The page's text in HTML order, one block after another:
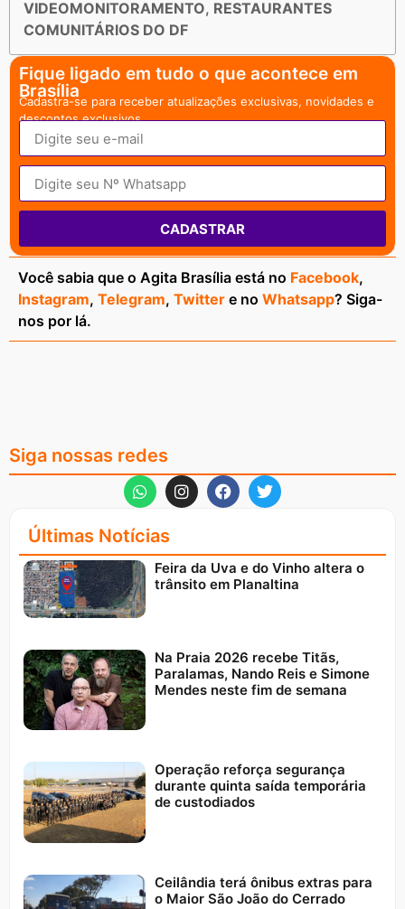
VIDEOMONITORAMENTO, RESTAURANTES
COMUNITÁRIOS DO DF
Fique ligado em tudo o que acontece em
Brasília
Cadastra-se para receber atualizações exclusivas, novidades e
descontos exclusivos.
CADASTRAR
Você sabia que o Agita Brasília está no Facebook,
Instagram, Telegram, Twitter e no Whatsapp? Siga-
nos por lá.
Siga nossas redes
Últimas Notícias
Feira da Uva e do Vinho altera o
trânsito em Planaltina
Na Praia 2026 recebe Titãs,
Paralamas, Nando Reis e Simone
Mendes neste fim de semana
Operação reforça segurança
durante quinta saída temporária
de custodiados
Ceilândia terá ônibus extras para
o Maior São João do Cerrado